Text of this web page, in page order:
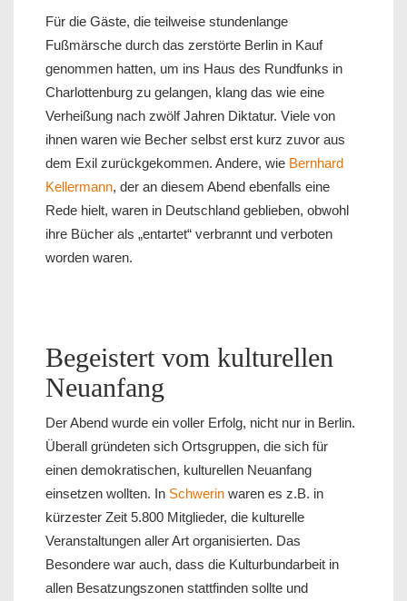
Für die Gäste, die teilweise stundenlange
Fußmärsche durch das zerstörte Berlin in Kauf
genommen hatten, um ins Haus des Rundfunks in
Charlottenburg zu gelangen, klang das wie eine
Verheißung nach zwölf Jahren Diktatur. Viele von
ihnen waren wie Becher selbst erst kurz zuvor aus
dem Exil zurückgekommen. Andere, wie Bernhard
Kellermann, der an diesem Abend ebenfalls eine
Rede hielt, waren in Deutschland geblieben, obwohl
ihre Bücher als „entartet“ verbrannt und verboten
worden waren.
Begeistert vom kulturellen
Neuanfang
Der Abend wurde ein voller Erfolg, nicht nur in Berlin.
Überall gründeten sich Ortsgruppen, die sich für
einen demokratischen, kulturellen Neuanfang
einsetzen wollten. In Schwerin waren es z.B. in
kürzester Zeit 5.800 Mitglieder, die kulturelle
Veranstaltungen aller Art organisierten. Das
Besondere war auch, dass die Kulturbundarbeit in
allen Besatzungszonen stattfinden sollte und